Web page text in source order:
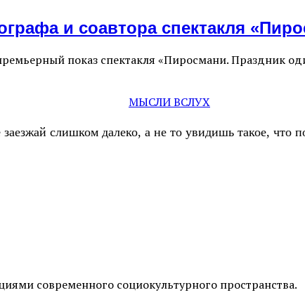
и соавтора спектакля
показ спектакля «Пиросмани. Праздник
МЫСЛИ ВСЛУХ
слишком далеко, а не то увидишь такое, что
современного социокультурного пространства.